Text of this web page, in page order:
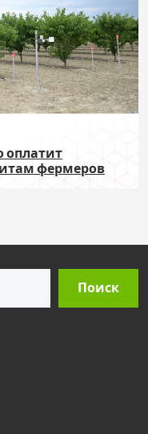
оплатит
фермеров
Поиск